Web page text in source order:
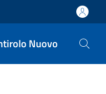
Nuovo